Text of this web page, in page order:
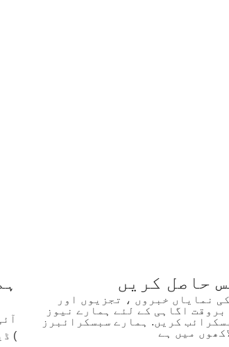
حاصل کریں
نمایاں خبروں ، تجزیوں اور
بروقت اگاہی کے لئے ہمارے نیوز
کریں. ہمارے سبسکرائبرز
میں ہے